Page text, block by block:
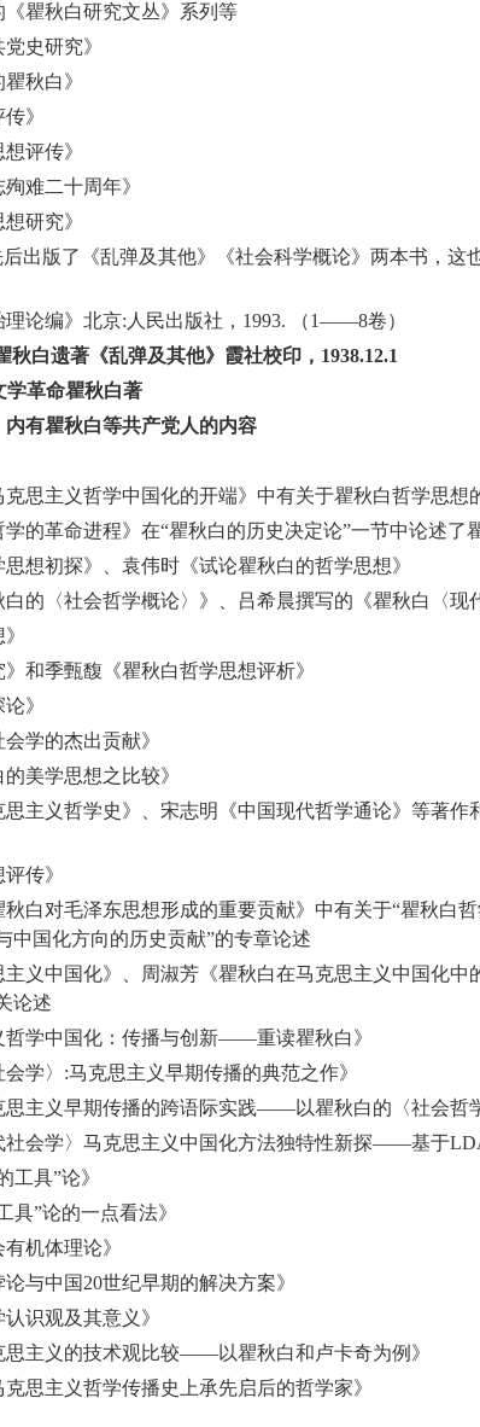
瞿秋白研究文丛》系列等
史研究》
秋白》
》
评传》
难二十周年》
研究》
出版了《乱弹及其他》《社会科学概论》两本书，这
论编》北京: 人民出版社， 1993. （1——8卷）
秋白遗著《乱弹及其他》霞社校印， 1938.12.1
学革命瞿秋白著
有瞿秋白等共产党人的内容
思主义哲学中国化的开端》中有关于瞿秋白哲学思想
的革命进程》在“瞿秋白的历史决定论”一节中论述了
想初探》、袁伟时《试论瞿秋白的哲学思想》
的〈社会哲学概论〉》、吕希晨撰写的《瞿秋白〈现
和季甄馥《瞿秋白哲学思想评析》
》
学的杰出贡献》
美学思想之比较》
主义哲学史》、宋志明《中国现代哲学通论》等著作
传》
白对毛泽东思想形成的重要贡献》中有关于“瞿秋白
中国化方向的历史贡献”的专章论述
义中国化》、周淑芳《瞿秋白在马克思主义中国化
论述
哲学中国化：传播与创新——重读瞿秋白》
学〉 :马克思主义早期传播的典范之作》
思主义早期传播的跨语际实践——以瞿秋白的〈社会哲
社会学〉马克思主义中国化方法独特性新探——基于
工具”论》
具”论的一点看法》
机体理论》
与中国 20世纪早期的解决方案》
识观及其意义》
思主义的技术观比较——以瞿秋白和卢卡奇为例》
思主义哲学传播史上承先启后的哲学家》